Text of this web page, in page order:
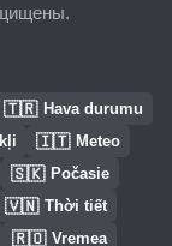
🇹🇷 Hava durumu
🇮🇹 Meteo
🇸🇰 Počasie
🇻🇳 Thời tiết
🇷🇴 Vremea